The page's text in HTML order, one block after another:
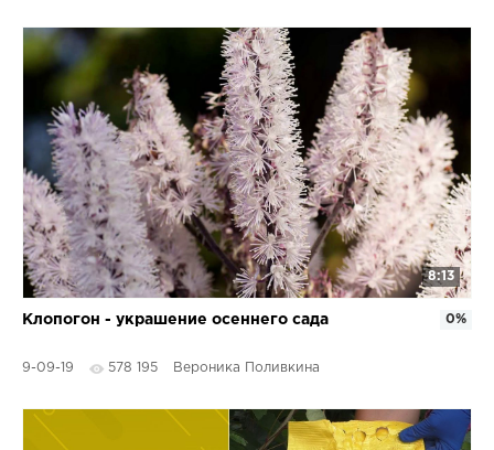
8:13
Клопогон - украшение осеннего сада
9-09-19 578 195 Вероника Поливкина
0%